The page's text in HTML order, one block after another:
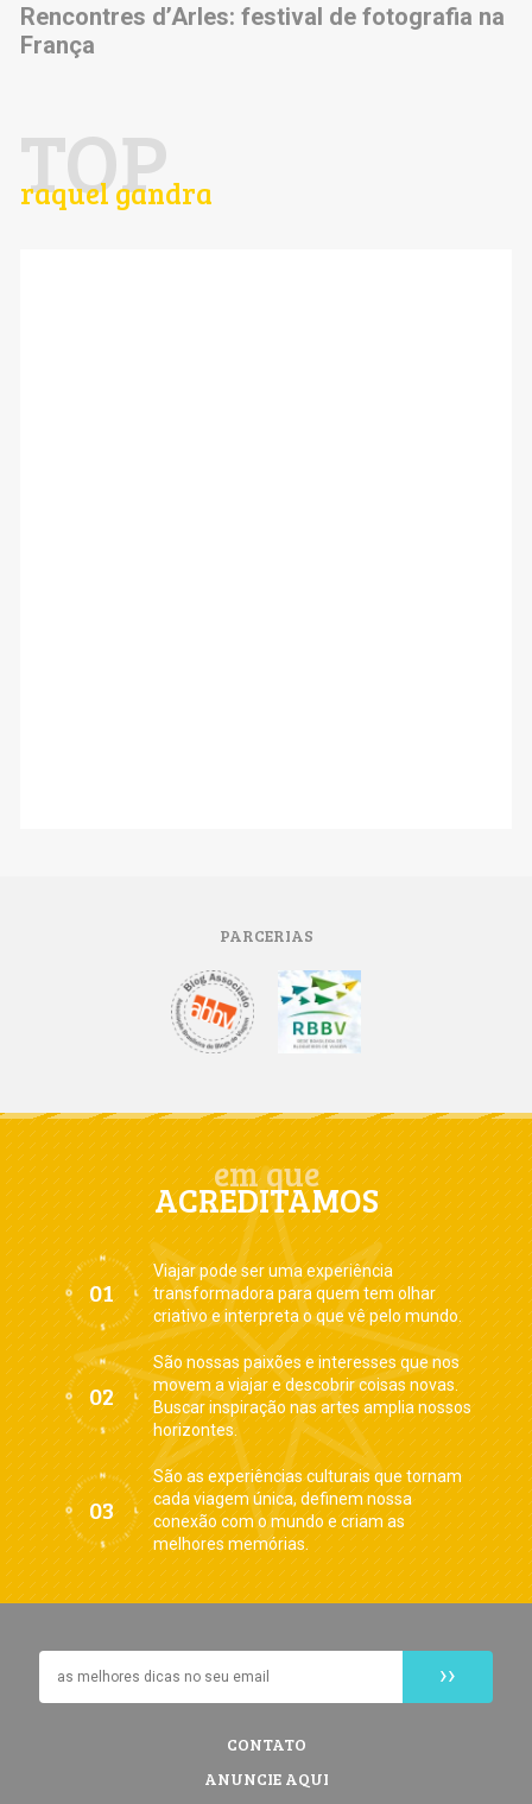
Rencontres d’Arles: festival de fotografia na
França
TOP
raquel gandra
PARCERIAS
em que
ACREDITAMOS
Viajar pode ser uma experiência
transformadora para quem tem olhar
criativo e interpreta o que vê pelo mundo.
São nossas paixões e interesses que nos
movem a viajar e descobrir coisas novas.
Buscar inspiração nas artes amplia nossos
horizontes.
São as experiências culturais que tornam
cada viagem única, definem nossa
conexão com o mundo e criam as
melhores memórias.
CONTATO
ANUNCIE AQUI